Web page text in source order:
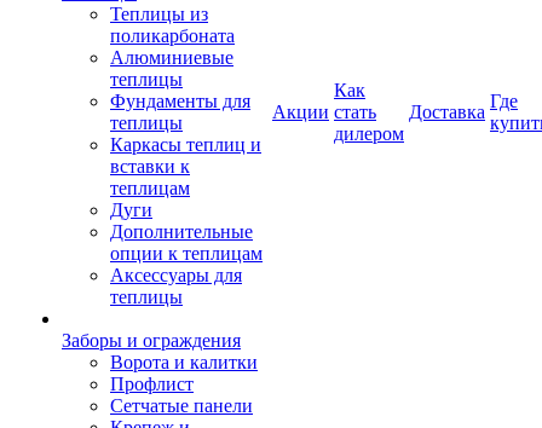
Теплицы из
поликарбоната
Алюминиевые
теплицы
Фундаменты для
теплицы
Каркасы теплиц и
вставки к
теплицам
Дуги
Дополнительные
опции к теплицам
Аксессуары для
теплицы
Заборы и ограждения
Ворота и калитки
Профлист
Сетчатые панели
Акции
Как
стать
дилером
Доставка
Где